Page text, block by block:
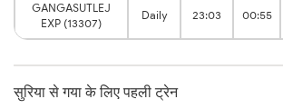
GANGASUTLEJ
EXP (13307)
Daily 23:03 00:55
सुरिया से गया के लिए पहली ट्रेन